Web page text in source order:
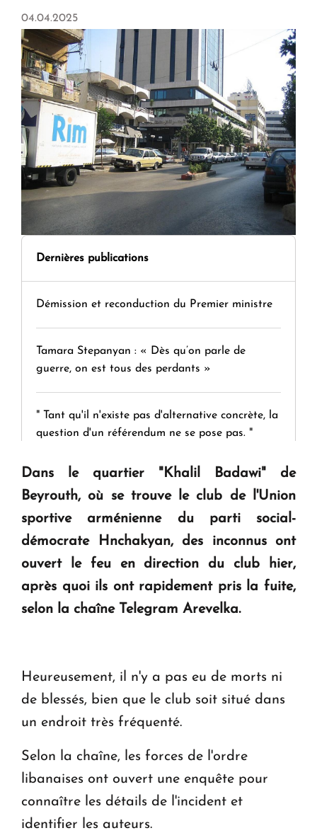
04.04.2025
Dernières publications
Démission et reconduction du Premier ministre
Tamara Stepanyan : « Dès qu’on parle de
guerre, on est tous des perdants »
" Tant qu'il n'existe pas d'alternative concrète, la
question d'un référendum ne se pose pas. "
KASA : 30 ans d'audace, de résilience et d'avenir
en Arménie
Le premier hôtel Hyatt Regency d'Arménie
ouvrira ses portes à Dilijan
Dans le quartier "Khalil Badawi" de
Beyrouth, où se trouve le club de l'Union
sportive arménienne du parti social-
démocrate Hnchakyan, des inconnus ont
ouvert le feu en direction du club hier,
après quoi ils ont rapidement pris la fuite,
selon la chaîne Telegram Arevelka.
Heureusement, il n'y a pas eu de morts ni
de blessés, bien que le club soit situé dans
un endroit très fréquenté.
Selon la chaîne, les forces de l'ordre
libanaises ont ouvert une enquête pour
connaître les détails de l'incident et
identifier les auteurs.